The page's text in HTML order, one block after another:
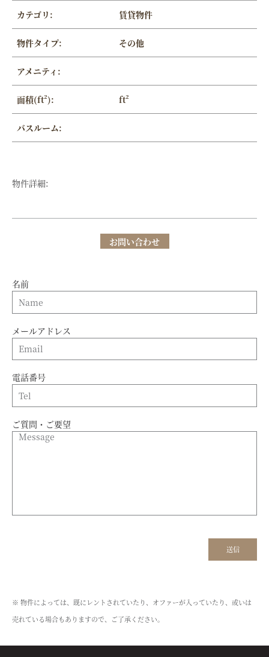
カテゴリ: 賃貸物件
物件タイプ: その他
アメニティ:
面積(ft²): ft²
バスルーム:
物件詳細:
お問い合わせ
名前
メールアドレス
電話番号
ご質問・ご要望
※ 物件によっては、既にレントされていたり、オファーが入っていたり、或いは
売れている場合もありますので、ご了承ください。